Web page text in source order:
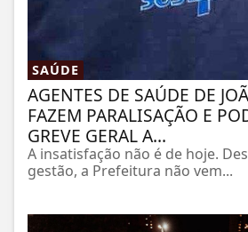
SAÚDE
AGENTES DE SAÚDE DE
FAZEM PARALISAÇÃO E
GREVE GERAL A...
A insatisfação não é de hoje.
gestão, a Prefeitura não vem...